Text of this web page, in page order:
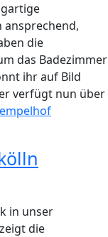
ansprechend,
die
das Badezimmer
ihr auf Bild
verfügt nun über
in unser
die